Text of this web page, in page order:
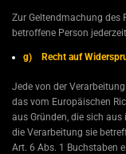
Zur Geltendmachung des
betroffene Person
g) Recht auf
Jede von der
das vom Europäischen
aus Gründen, die sich aus
die Verarbeitung sie
Art. 6 Abs. 1 Buchstaben